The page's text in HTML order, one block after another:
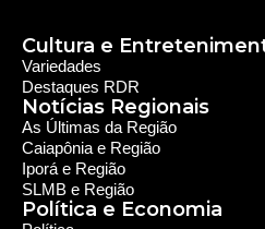
Cultura e
Política e Economia
Notícias Regionais
As Últimas da Região
Caiapônia e Região
Iporá e Região
SLMB e Região
Variedades
Destaques RDR